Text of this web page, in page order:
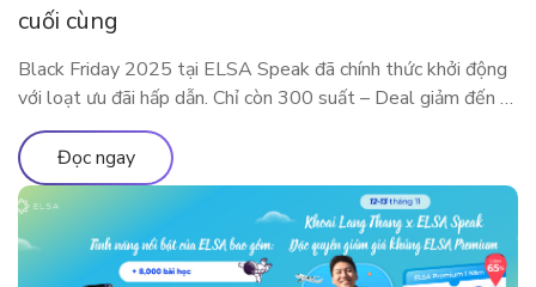
cuối cùng
Black Friday 2025 tại ELSA Speak đã chính thức khởi động
với loạt ưu đãi hấp dẫn. Chỉ còn 300 suất – Deal giảm đến 5
Triệu sắp cháy hàng! Đây là dịp đặc biệt trong năm để sở
hữu các gói ELSA Premium và ELSA Pro với giá ưu đãi hiếm
có. Trải nghiệm […]
Đọc ngay